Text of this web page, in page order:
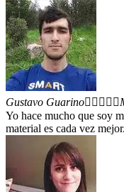
Gustavo Guarino    
Yo hace mucho que soy
material es cada vez